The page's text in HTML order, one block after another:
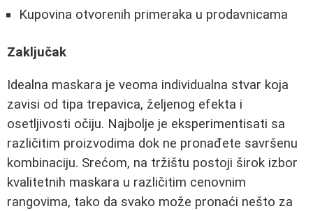
Kupovina otvorenih primeraka u prodavnicama
Zaključak
Idealna maskara je veoma individualna stvar koja
zavisi od tipa trepavica, željenog efekta i
osetljivosti očiju. Najbolje je eksperimentisati sa
različitim proizvodima dok ne pronađete savršenu
kombinaciju. Srećom, na tržištu postoji širok izbor
kvalitetnih maskara u različitim cenovnim
rangovima, tako da svako može pronaći nešto za